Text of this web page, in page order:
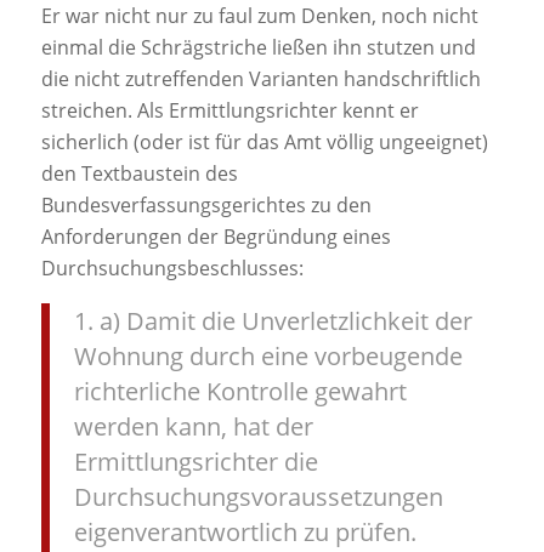
Er war nicht nur zu faul zum Denken, noch nicht
einmal die Schrägstriche ließen ihn stutzen und
die nicht zutreffenden Varianten handschriftlich
streichen. Als Ermittlungsrichter kennt er
sicherlich (oder ist für das Amt völlig ungeeignet)
den Textbaustein des
Bundesverfassungsgerichtes zu den
Anforderungen der Begründung eines
Durchsuchungsbeschlusses:
1. a) Damit die Unverletzlichkeit der
Wohnung durch eine vorbeugende
richterliche Kontrolle gewahrt
werden kann, hat der
Ermittlungsrichter die
Durchsuchungsvoraussetzungen
eigenverantwortlich zu prüfen.